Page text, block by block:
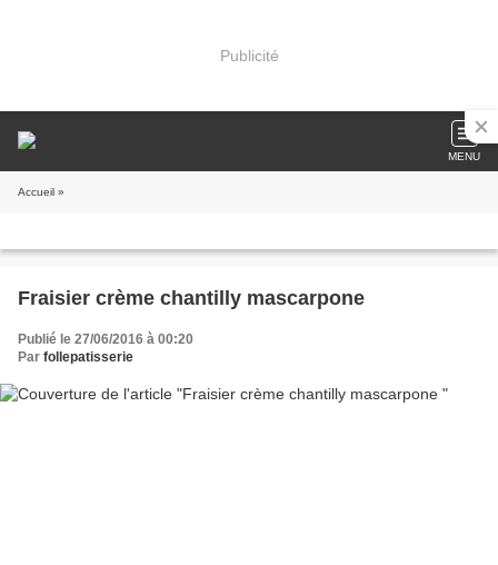
Publicité
MENU
Accueil »
Fraisier crème chantilly mascarpone
Publié le 27/06/2016 à 00:20
Par follepatisserie